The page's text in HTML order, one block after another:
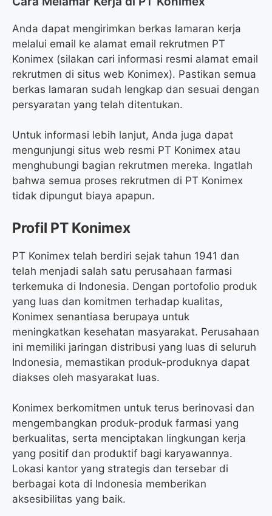
Anda dapat mengirimkan berkas lamaran kerja
melalui email ke alamat email rekrutmen PT
Konimex (silakan cari informasi resmi alamat email
rekrutmen di situs web Konimex). Pastikan semua
berkas lamaran sudah lengkap dan sesuai dengan
persyaratan yang telah ditentukan.
Untuk informasi lebih lanjut, Anda juga dapat
mengunjungi situs web resmi PT Konimex atau
menghubungi bagian rekrutmen mereka. Ingatlah
bahwa semua proses rekrutmen di PT Konimex
tidak dipungut biaya apapun.
Profil PT Konimex
PT Konimex telah berdiri sejak tahun 1941 dan
telah menjadi salah satu perusahaan farmasi
terkemuka di Indonesia. Dengan portofolio produk
yang luas dan komitmen terhadap kualitas,
Konimex senantiasa berupaya untuk
meningkatkan kesehatan masyarakat. Perusahaan
ini memiliki jaringan distribusi yang luas di seluruh
Indonesia, memastikan produk-produknya dapat
diakses oleh masyarakat luas.
Konimex berkomitmen untuk terus berinovasi dan
mengembangkan produk-produk farmasi yang
berkualitas, serta menciptakan lingkungan kerja
yang positif dan produktif bagi karyawannya.
Lokasi kantor yang strategis dan tersebar di
berbagai kota di Indonesia memberikan
aksesibilitas yang baik.